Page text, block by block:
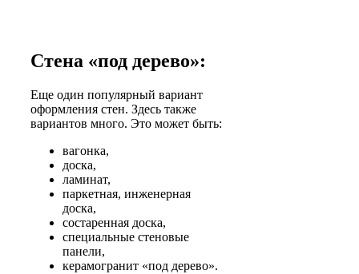
Стена «под дерево»:
Еще один популярный вариант
оформления стен. Здесь также
вариантов много. Это может быть:
вагонка,
доска,
ламинат,
паркетная, инженерная
доска,
состаренная доска,
специальные стеновые
панели,
керамогранит «под дерево».